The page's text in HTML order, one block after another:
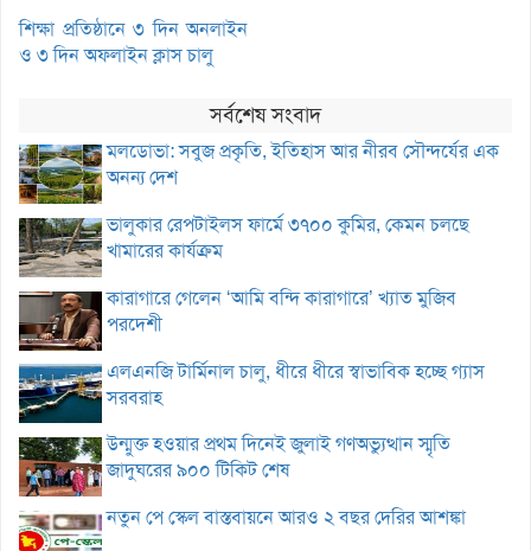
শিক্ষা প্রতিষ্ঠানে ৩ দিন অনলাইন
ও ৩ দিন অফলাইন ক্লাস চালু
সর্বশেষ সংবাদ
মলডোভা: সবুজ প্রকৃতি, ইতিহাস আর নীরব সৌন্দর্যের এক
অনন্য দেশ
ভালুকার রেপটাইলস ফার্মে ৩৭০০ কুমির, কেমন চলছে
খামারের কার্যক্রম
কারাগারে গেলেন ‘আমি বন্দি কারাগারে’ খ্যাত মুজিব
পরদেশী
এলএনজি টার্মিনাল চালু, ধীরে ধীরে স্বাভাবিক হচ্ছে গ্যাস
সরবরাহ
উন্মুক্ত হওয়ার প্রথম দিনেই জুলাই গণঅভ্যুত্থান স্মৃতি
জাদুঘরের ৯০০ টিকিট শেষ
নতুন পে স্কেল বাস্তবায়নে আরও ২ বছর দেরির আশঙ্কা